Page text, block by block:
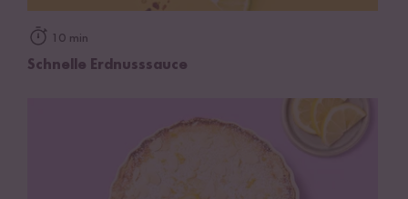
10 min
Schnelle Erdnusssauce